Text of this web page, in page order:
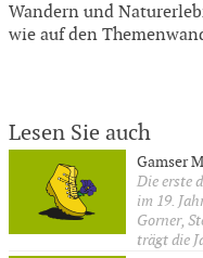
Wandern und
wie auf den
Lesen Sie auch
Gamser
Die erste
im 19.
Gorner,
trägt die